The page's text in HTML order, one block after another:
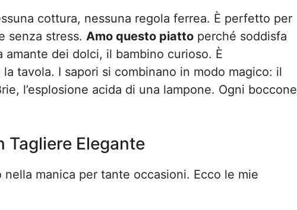
cottura, nessuna regola ferrea. È perfetto per
senza stress. Amo questo piatto perché soddisfa
dei dolci, il bambino curioso. È
tavola. I sapori si combinano in modo magico: il
l’esplosione acida di una lampone. Ogni boccone
Tagliere Elegante
nella manica per tante occasioni. Ecco le mie